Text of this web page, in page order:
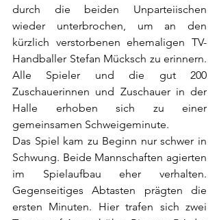
durch die beiden Unparteiischen
wieder unterbrochen, um an den
kürzlich verstorbenen ehemaligen TV-
Handballer Stefan Mücksch zu erinnern.
Alle Spieler und die gut 200
Zuschauerinnen und Zuschauer in der
Halle erhoben sich zu einer
gemeinsamen Schweigeminute.
Das Spiel kam zu Beginn nur schwer in
Schwung. Beide Mannschaften agierten
im Spielaufbau eher verhalten.
Gegenseitiges Abtasten prägten die
ersten Minuten. Hier trafen sich zwei